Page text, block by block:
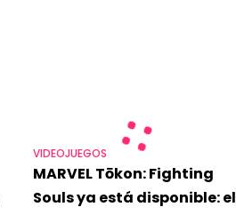
VIDEOJUEGOS
MARVEL Tōkon: Fighting
Souls ya está disponible: el